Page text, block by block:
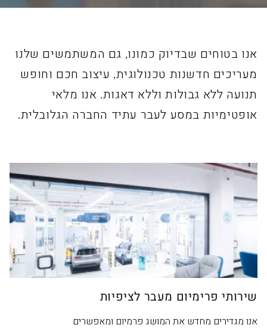
אנו בטוחים שבדיוק כמונו, גם המשתמשים שלנו
מעריכים חדשנות טכנולוגית, עיצוב חכם וחופש
תנועה ללא גבולות וללא דאגות. אנו מלאי
אופטימיות במסע לעבר עתיד החברה הגלובלית.
שירותי פרימיום מעבר לציפיות
אנו מגדירים מחדש את המושג פרמיום ומאפשרים